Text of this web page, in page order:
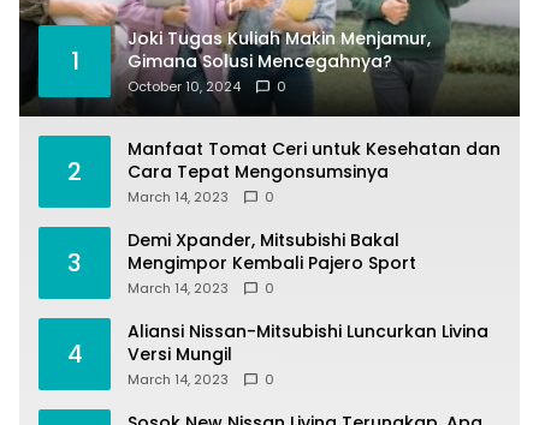
1
Joki Tugas Kuliah Makin Menjamur,
Gimana Solusi Mencegahnya?
October 10, 2024 0
2
Manfaat Tomat Ceri untuk Kesehatan dan
Cara Tepat Mengonsumsinya
March 14, 2023 0
3
Demi Xpander, Mitsubishi Bakal
Mengimpor Kembali Pajero Sport
March 14, 2023 0
4
Aliansi Nissan-Mitsubishi Luncurkan Livina
Versi Mungil
March 14, 2023 0